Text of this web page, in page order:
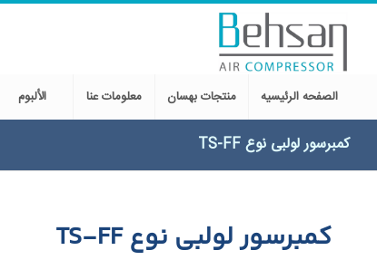
الصفحه الرئیسیه منتجات بهسان معلومات عنا الألبوم
کمبرسور لولبی نوع TS-FF
کمبرسور لولبی نوع TS-FF